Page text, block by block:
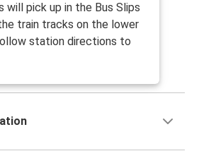
will pick up in the Bus Slips
train tracks on the lower
station directions to